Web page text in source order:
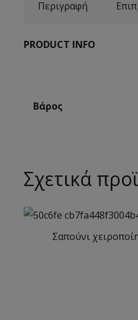
Περιγραφή
PRODUCT INFO
Βάρος
Σχετικά
Σαπούνι